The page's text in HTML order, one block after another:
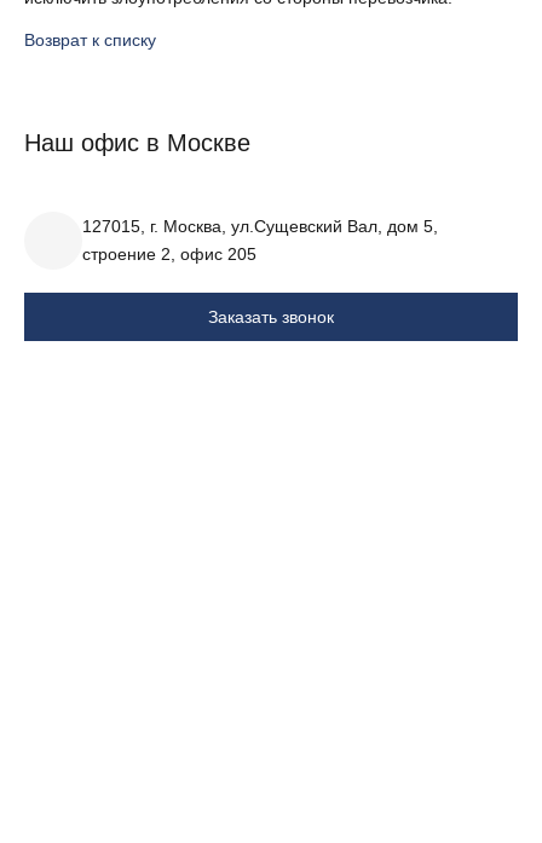
Возврат к списку
Наш офис в Москве
127015, г. Москва, ул.Сущевский Вал, дом 5,
строение 2, офис 205
Заказать звонок